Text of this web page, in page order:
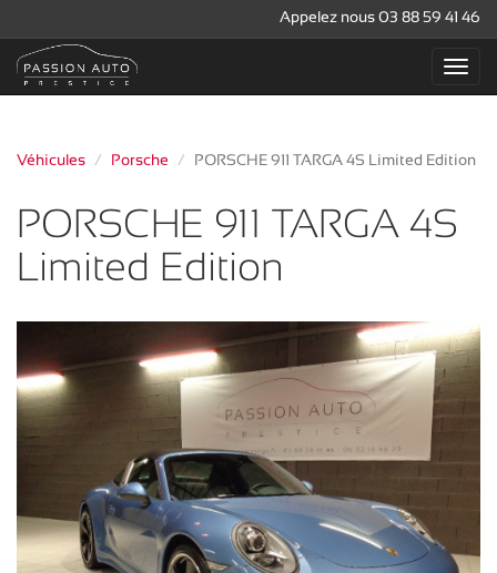
Appelez nous 03 88 59 41 46
Véhicules Porsche PORSCHE 911 TARGA 4S Limited Edition
PORSCHE 911 TARGA 4S
Limited Edition